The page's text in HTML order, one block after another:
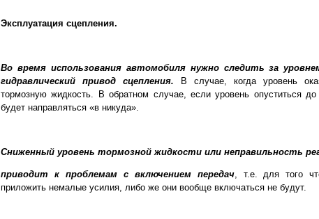
Эксплуатация сцепления.
Во время использования автомобиля нужно следить за
гидравлический привод сцепления. В случае, когда уровень
тормозную жидкость. В обратном случае, если уровень опуститься
будет направляться «в никуда».
Сниженный уровень тормозной жидкости или неправильность
приводит к проблемам с включением передач, т.е. для того
приложить немалые усилия, либо же они вообще включаться не будут.